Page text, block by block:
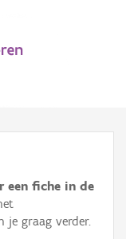
een fiche in de
je graag verder.